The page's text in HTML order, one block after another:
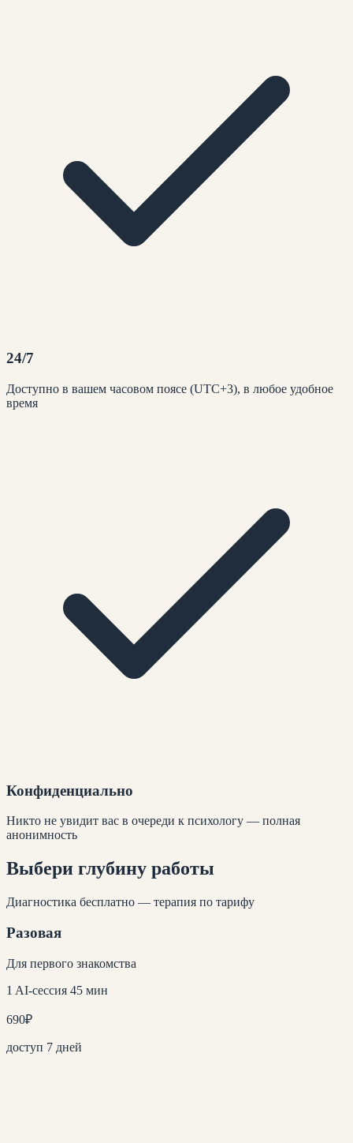
24/7
Доступно в вашем часовом поясе (UTC+3), в любое удобное
время
Конфиденциально
Никто не увидит вас в очереди к психологу — полная
анонимность
Выбери глубину работы
Диагностика бесплатно — терапия по тарифу
Разовая
Для первого знакомства
1 AI-сессия 45 мин
690₽
доступ 7 дней